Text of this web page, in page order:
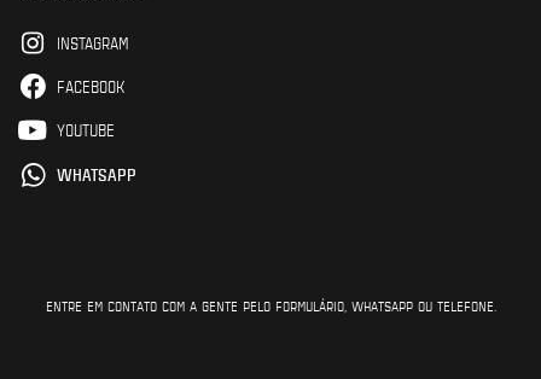
INSTAGRAM
FACEBOOK
YOUTUBE
WHATSAPP
ENTRE EM CONTATO COM A GENTE PELO FORMULÁRIO, WHATSAPP OU TELEFONE.